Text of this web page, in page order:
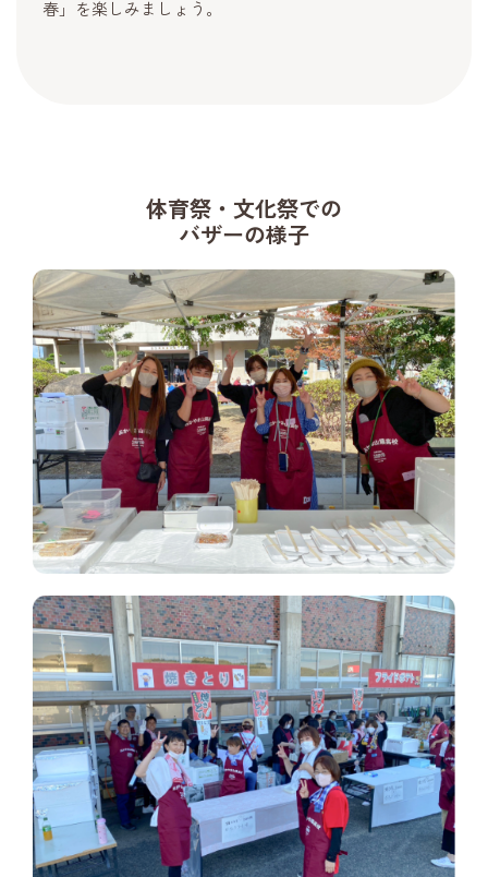
春」を楽しみましょう。
体育祭・文化祭での
バザーの様子